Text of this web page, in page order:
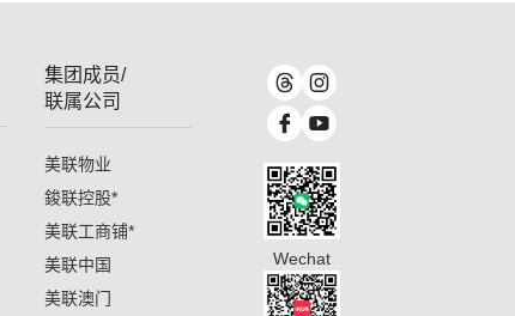
集团成员/
联属公司
美联物业
鋑联控股*
美联工商铺*
美联中国
美联澳门
Wechat